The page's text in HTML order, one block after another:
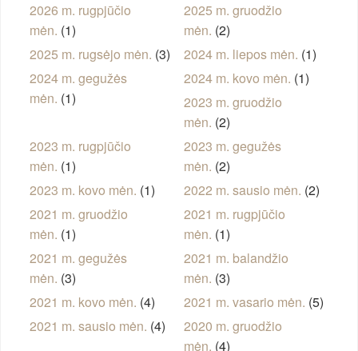
2026 m. rugpjūčio
mėn. (1)
2025 m. gruodžio
mėn. (2)
2025 m. rugsėjo mėn. (3) 2024 m. liepos mėn. (1)
2024 m. gegužės
mėn. (1)
2024 m. kovo mėn. (1)
2023 m. gruodžio
mėn. (2)
2023 m. rugpjūčio
mėn. (1)
2023 m. gegužės
mėn. (2)
2023 m. kovo mėn. (1) 2022 m. sausio mėn. (2)
2021 m. gruodžio
mėn. (1)
2021 m. rugpjūčio
mėn. (1)
2021 m. gegužės
mėn. (3)
2021 m. balandžio
mėn. (3)
2021 m. kovo mėn. (4) 2021 m. vasario mėn. (5)
2021 m. sausio mėn. (4)
2020 m. gruodžio
mėn. (4)